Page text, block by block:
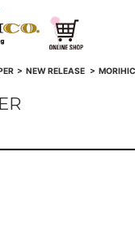
> NEW RELEASE >